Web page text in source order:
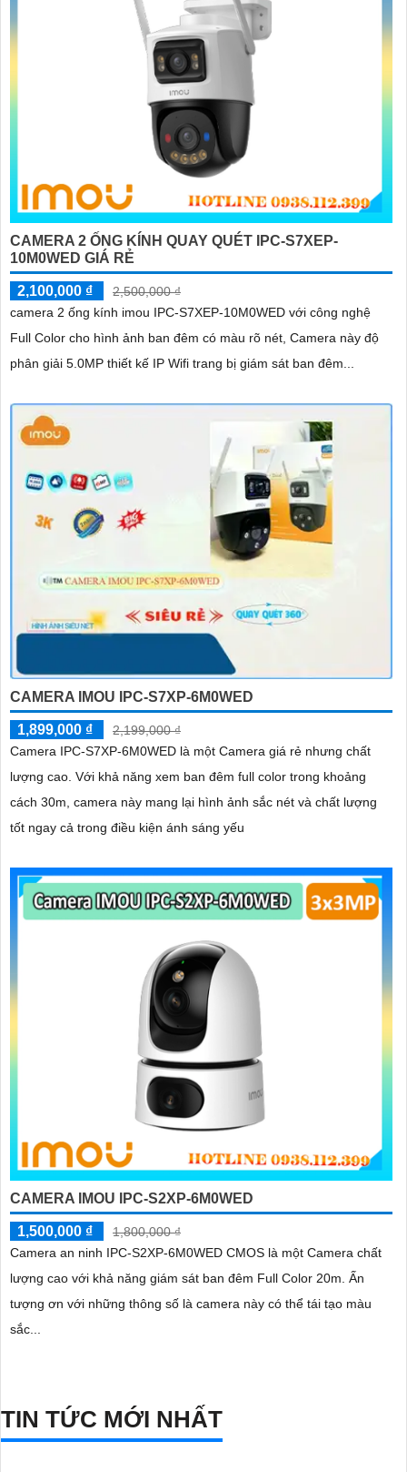
CAMERA 2 ỐNG KÍNH QUAY QUÉT IPC-S7XEP-
10M0WED GIÁ RẺ
2,100,000 ₫
2,500,000 ₫
camera 2 ống kính imou IPC-S7XEP-10M0WED với công nghệ
Full Color cho hình ảnh ban đêm có màu rõ nét, Camera này độ
phân giải 5.0MP thiết kế IP Wifi trang bị giám sát ban đêm...
CAMERA IMOU IPC-S7XP-6M0WED
1,899,000 ₫
2,199,000 ₫
Camera IPC-S7XP-6M0WED là một Camera giá rẻ nhưng chất
lượng cao. Với khả năng xem ban đêm full color trong khoảng
cách 30m, camera này mang lại hình ảnh sắc nét và chất lượng
tốt ngay cả trong điều kiện ánh sáng yếu
CAMERA IMOU IPC-S2XP-6M0WED
1,500,000 ₫
1,800,000 ₫
Camera an ninh IPC-S2XP-6M0WED CMOS là một Camera chất
lượng cao với khả năng giám sát ban đêm Full Color 20m. Ấn
tượng ơn với những thông số là camera này có thể tái tạo màu
sắc...
TIN TỨC MỚI NHẤT